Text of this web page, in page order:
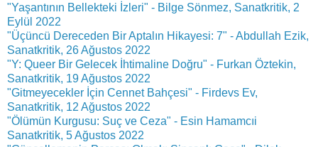
"Yaşantının Bellekteki İzleri" - Bilge Sönmez, Sanatkritik, 2
Eylül 2022
"Üçüncü Dereceden Bir Aptalın Hikayesi: 7" - Abdullah Ezik,
Sanatkritik, 26 Ağustos 2022
"Y: Queer Bir Gelecek İhtimaline Doğru" - Furkan Öztekin,
Sanatkritik, 19 Ağustos 2022
"Gitmeyecekler İçin Cennet Bahçesi" - Firdevs Ev,
Sanatkritik, 12 Ağustos 2022
"Ölümün Kurgusu: Suç ve Ceza" - Esin Hamamcıi
Sanatkritik, 5 Ağustos 2022